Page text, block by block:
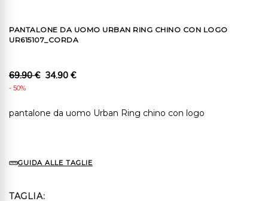
PANTALONE DA UOMO URBAN RING CHINO CON LOGO
UR615107_CORDA
69.90 € 34.90 €
- 50%
pantalone da uomo Urban Ring chino con logo
GUIDA ALLE TAGLIE
TAGLIA